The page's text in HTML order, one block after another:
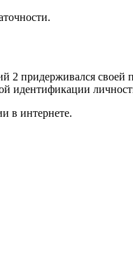
своей
идентификации
в интернете.